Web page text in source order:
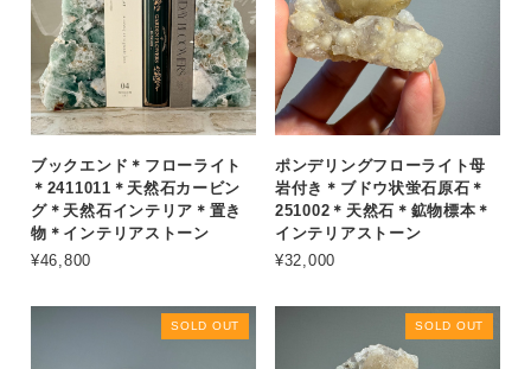
ブックエンド＊フローライト
＊2411011＊天然石カービン
グ＊天然石インテリア＊置き
物＊インテリアストーン
¥46,800
ポンデリングフローライト母
岩付き＊ブドウ状蛍石原石＊
251002＊天然石＊鉱物標本＊
インテリアストーン
¥32,000
SOLD OUT SOLD OUT